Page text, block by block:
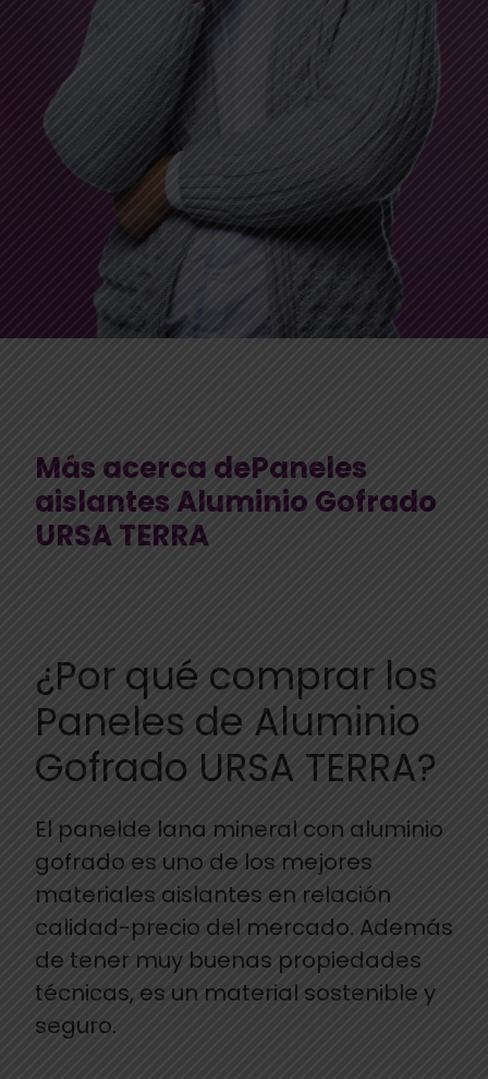
Más acerca dePaneles
aislantes Aluminio Gofrado
URSA TERRA
¿Por qué comprar los
Paneles de Aluminio
Gofrado URSA TERRA?
El panelde lana mineral con aluminio
gofrado es uno de los mejores
materiales aislantes en relación
calidad-precio del mercado. Además
de tener muy buenas propiedades
técnicas, es un material sostenible y
seguro.